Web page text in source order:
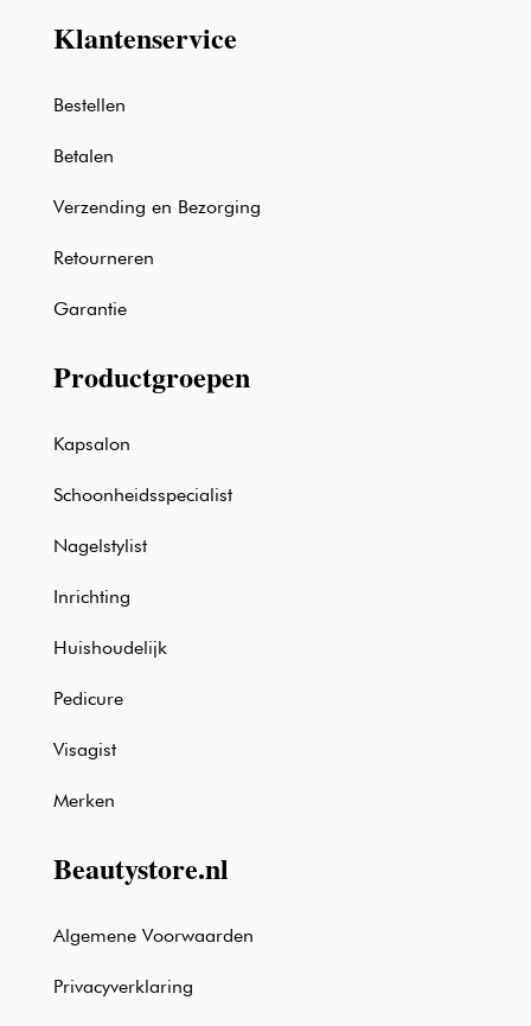
Klantenservice
Bestellen
Betalen
Verzending en Bezorging
Retourneren
Garantie
Productgroepen
Kapsalon
Schoonheidsspecialist
Nagelstylist
Inrichting
Huishoudelijk
Pedicure
Visagist
Merken
Beautystore.nl
Algemene Voorwaarden
Privacyverklaring